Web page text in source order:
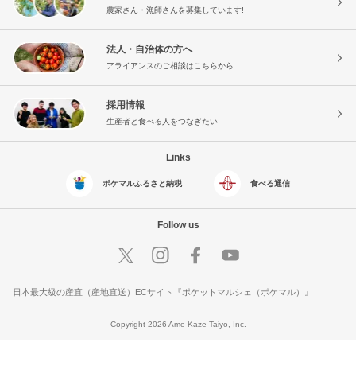
農家さん・漁師さんを募集しています!
法人・自治体の方へ
アライアンスのご相談はこちらから
採用情報
生産者と食べる人をつなぎたい
Links
ポケマルふるさと納税 食べる通信
Follow us
日本最大級の産直（産地直送）ECサイト『ポケットマルシェ（ポケマル）』
Copyright 2026 Ame Kaze Taiyo, Inc.